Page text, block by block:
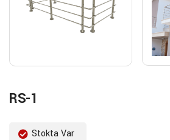
RS-1
Stokta Var